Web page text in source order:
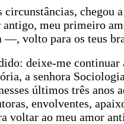
circunstâncias, chegou
antigo, meu primeiro
volto para os teus
deixe-me
a senhora
últimos três
envolventes,
voltar ao meu amor